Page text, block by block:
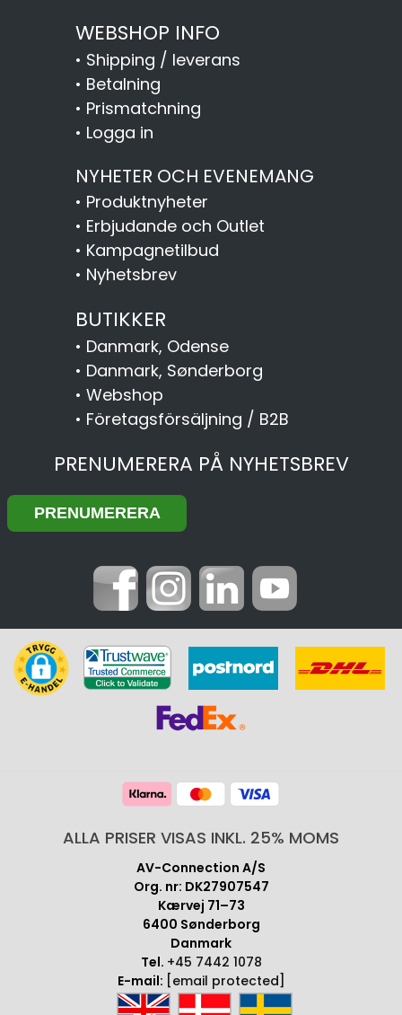
WEBSHOP INFO
• Shipping / leverans
• Betalning
• Prismatchning
• Logga in
NYHETER OCH EVENEMANG
• Produktnyheter
• Erbjudande och Outlet
• Kampagnetilbud
• Nyhetsbrev
BUTIKKER
• Danmark, Odense
• Danmark, Sønderborg
• Webshop
• Företagsförsäljning / B2B
PRENUMERERA PÅ NYHETSBREV
ALLA PRISER VISAS INKL. 25% MOMS
AV-Connection A/S
Org. nr: DK27907547
Kærvej 71–73
6400 Sønderborg
Danmark
Tel. +45 7442 1078
E-mail: [email protected]